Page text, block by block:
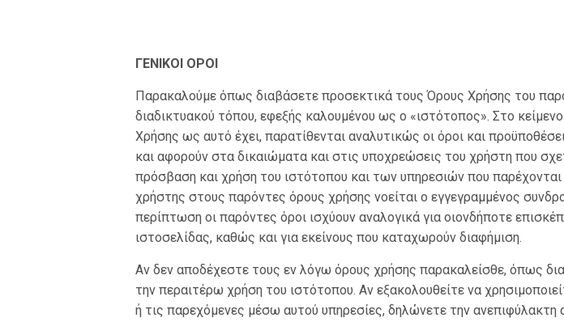
ΓΕΝΙΚΟΙ ΟΡΟΙ
Παρακαλούμε όπως διαβάσετε προσεκτικά τους Όρους Χρήσης του
διαδικτυακού τόπου, εφεξής καλουμένου ως ο «ιστότοπος». Στο
Χρήσης ως αυτό έχει, παρατίθενται αναλυτικώς οι όροι και
και αφορούν στα δικαιώματα και στις υποχρεώσεις του χρήστη που
πρόσβαση και χρήση του ιστότοπου και των υπηρεσιών που
χρήστης στους παρόντες όρους χρήσης νοείται ο εγγεγραμμένος
περίπτωση οι παρόντες όροι ισχύουν αναλογικά για οιονδήποτε
ιστοσελίδας, καθώς και για εκείνους που καταχωρούν διαφήμιση.
Αν δεν αποδέχεστε τους εν λόγω όρους χρήσης παρακαλείσθε, όπως
την περαιτέρω χρήση του ιστότοπου. Αν εξακολουθείτε να
ή τις παρεχόμενες μέσω αυτού υπηρεσίες, δηλώνετε την